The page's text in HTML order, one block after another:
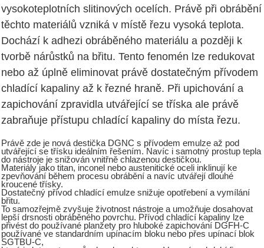
vysokoteplotních slitinových ocelích. Právě při obrábění
těchto materiálů vzniká v místě řezu vysoká teplota.
Dochází k adhezi obráběného materiálu a později k
tvorbě nárůstků na břitu. Tento fenomén lze redukovat
nebo až úplně eliminovat právě dostatečným přívodem
chladící kapaliny až k řezné hraně. Při upichování a
zapichování zpravidla utvářející se tříska ale právě
zabraňuje přístupu chladící kapaliny do místa řezu.
Právě zde je nová destička DGNC s přívodem emulze až pod
utvářející se třísku ideálním řešením. Navíc i samotný prostup tepla
do nástroje je snižován vnitřně chlazenou destičkou.
Materiály jako titan, inconel nebo austenitické oceli inklinují ke
zpevňování během procesu obrábění a navíc utvářejí dlouhé
kroucené třísky.
Dostatečný přívod chladící emulze snižuje opotřebení a vymílání
břitu.
To samozřejmě zvyšuje životnost nástroje a umožňuje dosahovat
lepší drsnosti obráběného povrchu. Přívod chladící kapaliny lze
přivést do používané planžety pro hluboké zapichování DGFH-C
používané ve standardním upínacím bloku nebo přes upínací blok
SGTBU-C,